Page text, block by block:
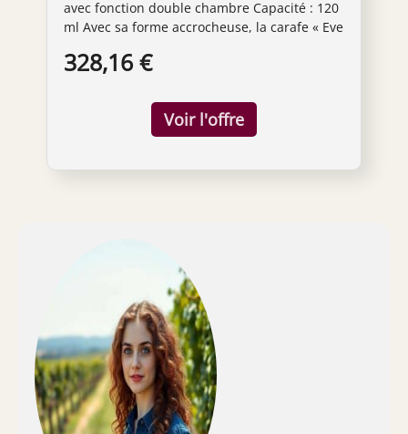
avec fonction double chambre Capacité : 120
ml Avec sa forme accrocheuse, la carafe « Eve
la main sont fabriqués dans la Communauté
recommandé Dimensions de la carafe (L x l x
H) : 21 x 21 x 50 cm
328,16 €